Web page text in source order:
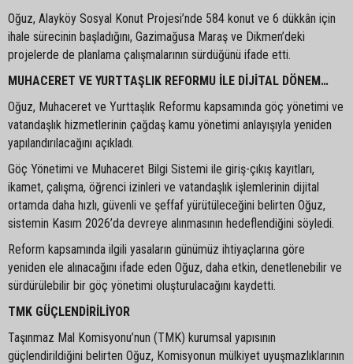
Oğuz, Alayköy Sosyal Konut Projesi’nde 584 konut ve 6 dükkân için
ihale sürecinin başladığını, Gazimağusa Maraş ve Dikmen’deki
projelerde de planlama çalışmalarının sürdüğünü ifade etti.
MUHACERET VE YURTTAŞLIK REFORMU İLE DİJİTAL DÖNEM…
Oğuz, Muhaceret ve Yurttaşlık Reformu kapsamında göç yönetimi ve
vatandaşlık hizmetlerinin çağdaş kamu yönetimi anlayışıyla yeniden
yapılandırılacağını açıkladı.
Göç Yönetimi ve Muhaceret Bilgi Sistemi ile giriş-çıkış kayıtları,
ikamet, çalışma, öğrenci izinleri ve vatandaşlık işlemlerinin dijital
ortamda daha hızlı, güvenli ve şeffaf yürütüleceğini belirten Oğuz,
sistemin Kasım 2026’da devreye alınmasının hedeflendiğini söyledi.
Reform kapsamında ilgili yasaların günümüz ihtiyaçlarına göre
yeniden ele alınacağını ifade eden Oğuz, daha etkin, denetlenebilir ve
sürdürülebilir bir göç yönetimi oluşturulacağını kaydetti.
TMK GÜÇLENDİRİLİYOR
Taşınmaz Mal Komisyonu’nun (TMK) kurumsal yapısının
güçlendirildiğini belirten Oğuz, Komisyonun mülkiyet uyuşmazlıklarının